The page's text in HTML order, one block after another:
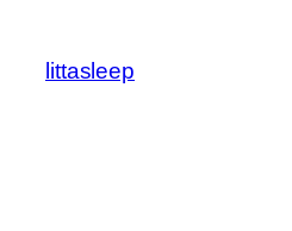
littasleep